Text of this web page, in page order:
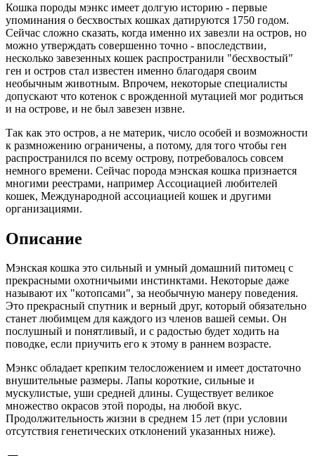
Кошка породы мэнкс имеет долгую историю - первые
упоминания о бесхвостых кошках датируются 1750 годом.
Сейчас сложно сказать, когда именно их завезли на остров, но
можно утверждать совершенно точно - впоследствии,
несколько завезенных кошек распространили "бесхвостый"
ген и остров стал известен именно благодаря своим
необычным животным. Впрочем, некоторые специалисты
допускают что котенок с врожденной мутацией мог родиться
и на острове, и не был завезен извне.
Так как это остров, а не материк, число особей и возможности
к размножению ограничены, а потому, для того чтобы ген
распространился по всему острову, потребовалось совсем
немного времени. Сейчас порода мэнская кошка признается
многими реестрами, например Ассоциацией любителей
кошек, Международной ассоциацией кошек и другими
организациями.
Описание
Мэнская кошка это сильный и умный домашний питомец с
прекрасными охотничьими инстинктами. Некоторые даже
называют их "котопсами", за необычную манеру поведения.
Это прекрасный спутник и верный друг, который обязательно
станет любимцем для каждого из членов вашей семьи. Он
послушный и понятливый, и с радостью будет ходить на
поводке, если приучить его к этому в раннем возрасте.
Мэнкс обладает крепким телосложением и имеет достаточно
внушительные размеры. Лапы короткие, сильные и
мускулистые, уши средней длины. Существует великое
множество окрасов этой породы, на любой вкус.
Продолжительность жизни в среднем 15 лет (при условии
отсутствия генетических отклонений указанных ниже).